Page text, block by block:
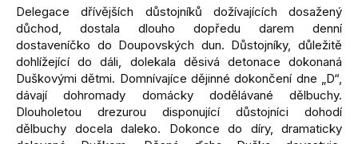
Delegace dřívějších důstojníků dožívajících dosažený
důchod, dostala dlouho dopředu darem denní
dostaveníčko do Doupovských dun. Důstojníky, důležitě
dohlížející do dáli, dolekala děsivá detonace dokonaná
Duškovými dětmi. Domnívajíce dějinné dokončení dne „D“,
dávají dohromady domácky dodělávané dělbuchy.
Dlouholetou drezurou disponující důstojníci dohodí
dělbuchy docela daleko. Dokonce do díry, dramaticky